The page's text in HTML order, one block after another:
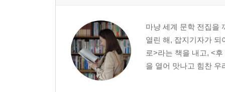
설렐 때 / 단풍이 붉은 이유
3장 형태
(때 / 의성의태어 동화)
마냥 세계 문학 전집을
열린 해, 잡지기자가
로>라는 책을 내고, <
을 열어 맛나고 힘찬 우